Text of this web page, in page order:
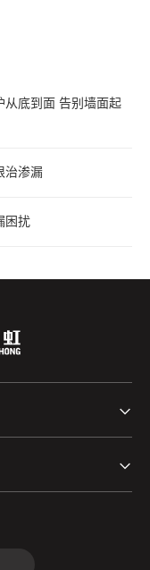
从底到面 告别墙面起
治渗漏
困扰